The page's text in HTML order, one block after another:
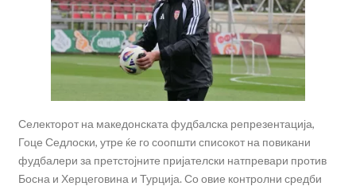
Селекторот на македонската фудбалска репрезентација,
Гоце Седлоски, утре ќе го соопшти списокот на повикани
фудбалери за претстојните пријателски натпревари против
Босна и Херцеговина и Турција. Со овие контролни средби